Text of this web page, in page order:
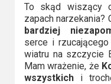
To skąd wiszący
zapach narzekania?
bardziej
serce i
wiatru na szczycie
Mam wrażenie, że
wszystkichi